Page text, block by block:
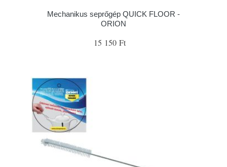
Mechanikus seprőgép QUICK FLOOR -
ORION
15 150 Ft